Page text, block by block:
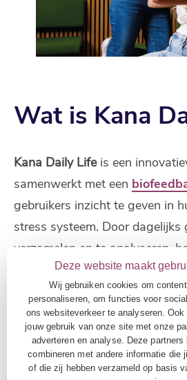
Deze website maakt
Wij gebruiken cookies om
personaliseren, om functies voor
ons websiteverkeer te analyseren.
jouw gebruik van onze site met onze
adverteren en analyse. Deze
combineren met andere informatie die
of die zij hebben verzameld op basis
Wat is Kana
Kana Daily Lifeis een
samenwerkt met een
gebruikers inzicht te geven in
stress systeem. Door dagelijks
verzamelen en te analyseren,
bewust te worden van factoren
of juist kosten. Dit stelt hen in
gezond ritme van spanning
ontwikkelen, wat bijdraagt
welzijn en optimale prestaties.